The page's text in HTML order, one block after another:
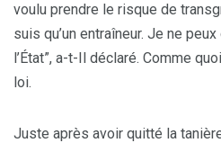
voulu prendre le risque de
suis qu’un entraîneur. Je ne
l’État”, a-t-Il déclaré. Comme
loi.
Juste après avoir quitté la